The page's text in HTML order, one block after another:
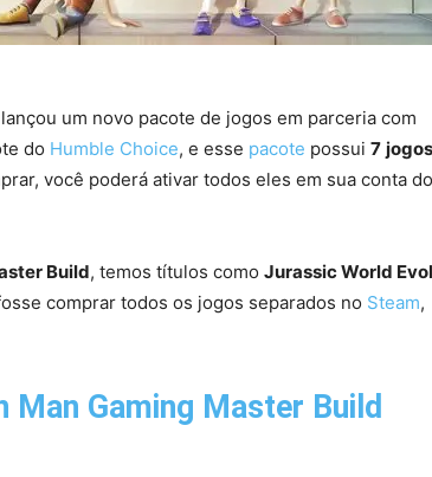
lançou um novo pacote de jogos em parceria com
do Humble Choice, e esse pacote possui 7 jogos
você poderá ativar todos eles em sua conta do
Build, temos títulos como Jurassic World
comprar todos os jogos separados no Steam,
Man Gaming Master Build